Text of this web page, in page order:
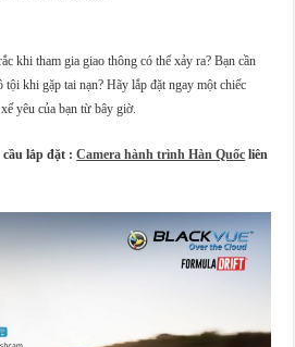
khi tham gia giao thông có thể xảy ra? Bạn cần
khi gặp tai nạn? Hãy lắp đặt ngay một chiếc
yêu của bạn từ bây giờ.
cầu lắp đặt :Camera hành trình Hàn Quốc liên